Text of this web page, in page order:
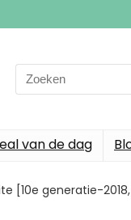
Search
for:
van de dag
[10e generatie-